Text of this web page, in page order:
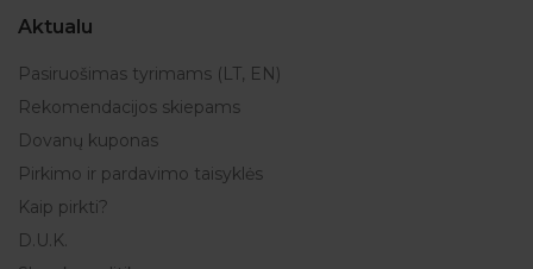
Aktualu
Pasiruošimas tyrimams (LT, EN)
Rekomendacijos skiepams
Dovanų kuponas
Pirkimo ir pardavimo taisyklės
Kaip pirkti?
D.U.K.